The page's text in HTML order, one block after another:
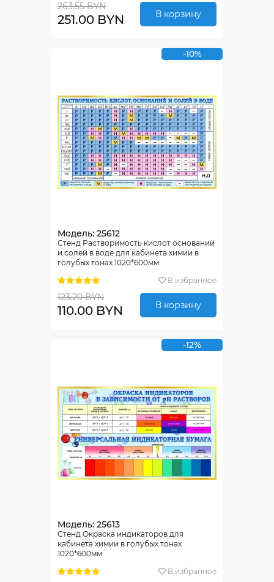
263.55 BYN
251.00 BYN В корзину
-10%
Модель: 25612
Стенд Растворимость кислот оснований
и солей в воде для кабинета химии в
голубых тонах 1020*600мм
В избранное
123.20 BYN
110.00 BYN В корзину
-12%
Модель: 25613
Стенд Окраска индикаторов для
кабинета химии в голубых тонах
1020*600мм
В избранное